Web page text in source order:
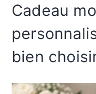
Cadeau
bien